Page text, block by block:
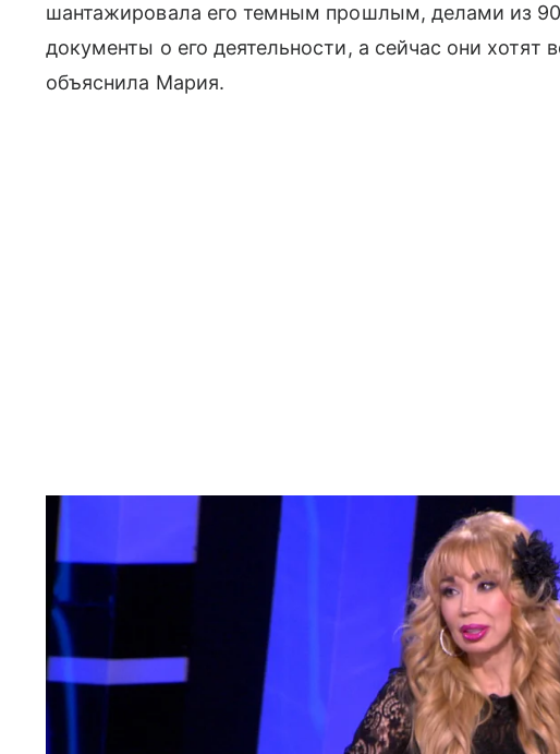
шантажировала его темным прошлым, делами из
документы о его деятельности, а сейчас они хотят
объяснила Мария.